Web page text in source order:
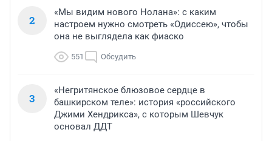
2
«Мы видим нового Нолана»: с каким
настроем нужно смотреть «Одиссею», чтобы
она не выглядела как фиаско
551 Обсудить
3
«Негритянское блюзовое сердце в
башкирском теле»: история «российского
Джими Хендрикса», с которым Шевчук
основал ДДТ